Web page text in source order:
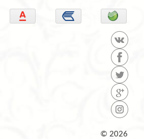
© 2026